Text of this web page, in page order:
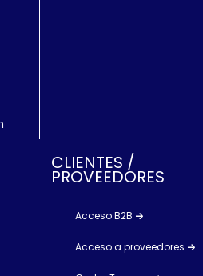
CLIENTES /
PROVEEDORES
Acceso B2B
Acceso a proveedores